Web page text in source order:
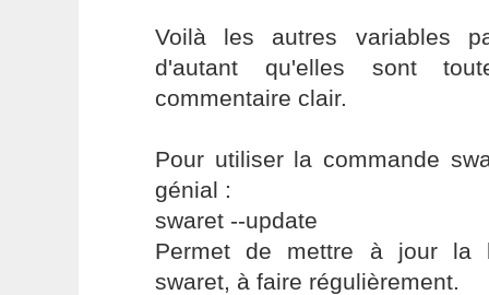
Voilà les autres variables
d'autant qu'elles sont
commentaire clair.
Pour utiliser la commande
génial :
swaret --update
Permet de mettre à jour la
swaret, à faire régulièrement.